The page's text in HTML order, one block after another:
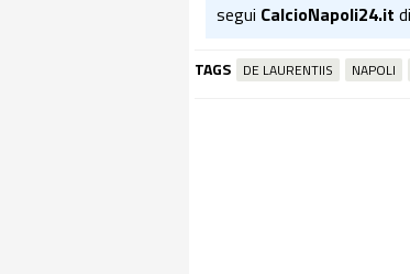
segui CalcioNapoli24.it
TAGS DE LAURENTIIS NAPOLI